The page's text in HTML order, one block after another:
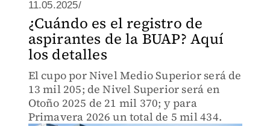
11.05.2025/
¿Cuándo es el registro de
aspirantes de la BUAP? Aquí
los detalles
El cupo por Nivel Medio Superior será de
13 mil 205; de Nivel Superior será en
Otoño 2025 de 21 mil 370; y para
Primavera 2026 un total de 5 mil 434.